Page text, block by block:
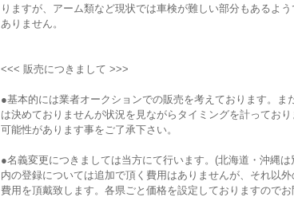
りますが、アーム類など現状では車検が難しい部分もあるよ
ありません。
<<< 販売につきまして >>>
●基本的には業者オークションでの販売を考えております。ま
は決めておりませんが状況を見ながらタイミングを計ってお
可能性があります事をご了承下さい。
●名義変更につきましては当方にて行います。(北海道・沖縄
内の登録については追加で頂く費用はありませんが、それ以
費用を頂戴致します。各県ごと価格を設定しておりますので